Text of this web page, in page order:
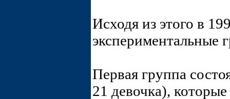
Исходя из этого в
экспериментальные
Первая группа
21 девочка),